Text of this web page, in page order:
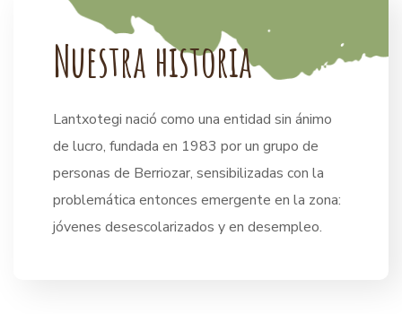
Nuestra historia
Lantxotegi nació como una entidad sin ánimo
de lucro, fundada en 1983 por un grupo de
personas de Berriozar, sensibilizadas con la
problemática entonces emergente en la zona:
jóvenes desescolarizados y en desempleo.